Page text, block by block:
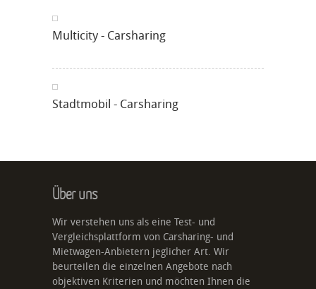
Multicity - Carsharing
Stadtmobil - Carsharing
Über uns
Wir verstehen uns als eine Test- und
Vergleichsplattform von Carsharing- und
Mietwagen-Anbietern jeglicher Art. Wir
beurteilen die einzelnen Angebote nach
objektiven Kriterien und möchten Ihnen die